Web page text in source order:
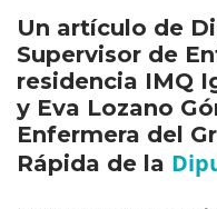
Un artículo de
Supervisor de
residencia IMQ
y Eva Lozano
Enfermera del
Rápida de la